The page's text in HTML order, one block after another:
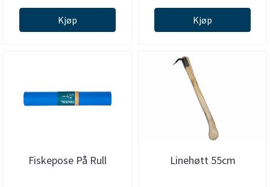
Kjøp Kjøp
Fiskepose På Rull Linehøtt 55cm